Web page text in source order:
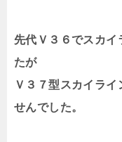
先代Ｖ３６でスカイ
たが
Ｖ３７型スカイラ
せんでした。